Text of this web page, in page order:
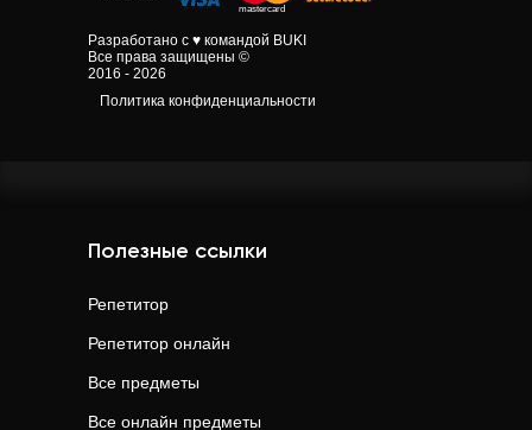
Разработано с ♥ командой BUKI
Все права защищены ©
2016 - 2026
Политика конфиденциальности
Полезные ссылки
Репетитор
Репетитор онлайн
Все предметы
Все онлайн предметы